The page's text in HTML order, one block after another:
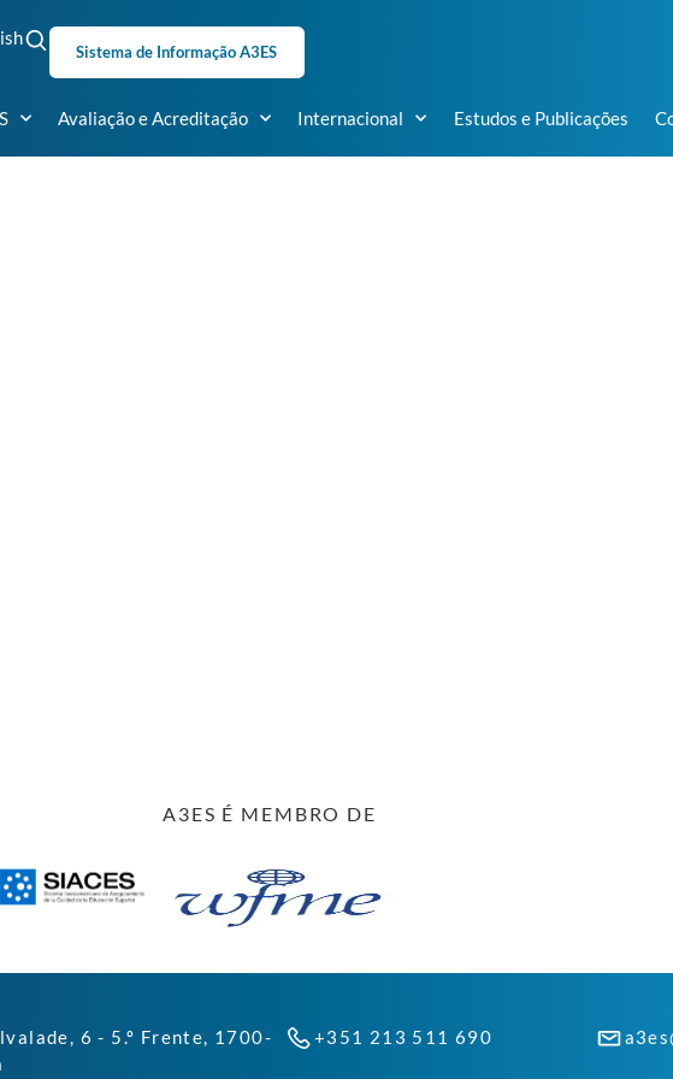
Sistema de Informação A3ES
Avaliação e Acreditação Internacional Estudos e Publicações
A3ES É MEMBRO DE
6 - 5.º Frente, 1700-
+351 213 511 690